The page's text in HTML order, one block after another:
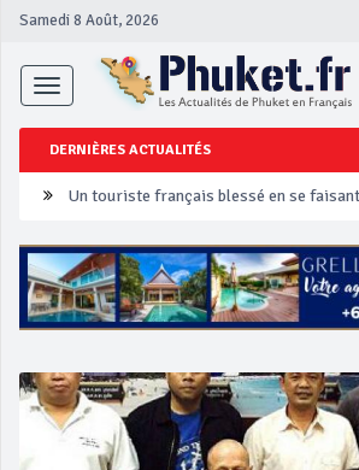
Samedi 8 Août, 2026
Toggle
navigation
DERNIÈRES ACTUALITÉS
Un touriste français blessé en se
Phuket Peranakan Festival
‘Phuket Eye’ assurera la sécurité
Campagne de sécurité routière ‘Seven